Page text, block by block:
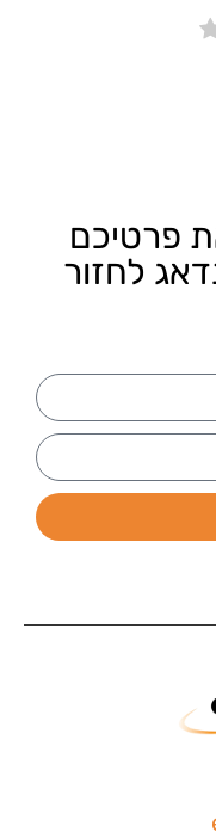
פרטיכם
לחזור